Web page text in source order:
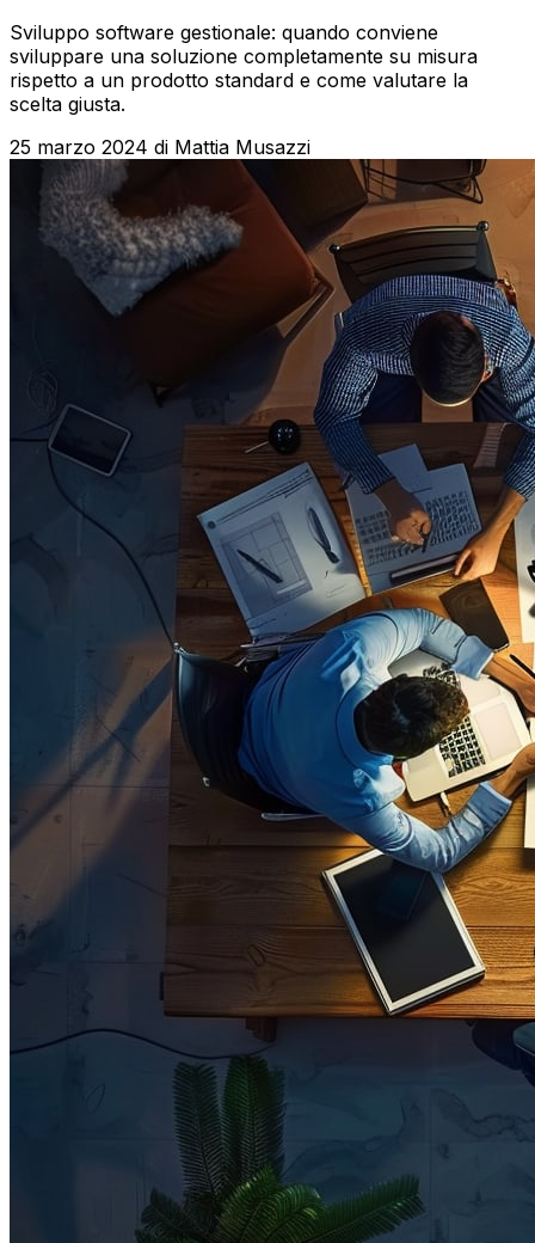
Sviluppo software gestionale: quando conviene
sviluppare una soluzione completamente su misura
rispetto a un prodotto standard e come valutare la
scelta giusta.
25 marzo 2024 di Mattia Musazzi